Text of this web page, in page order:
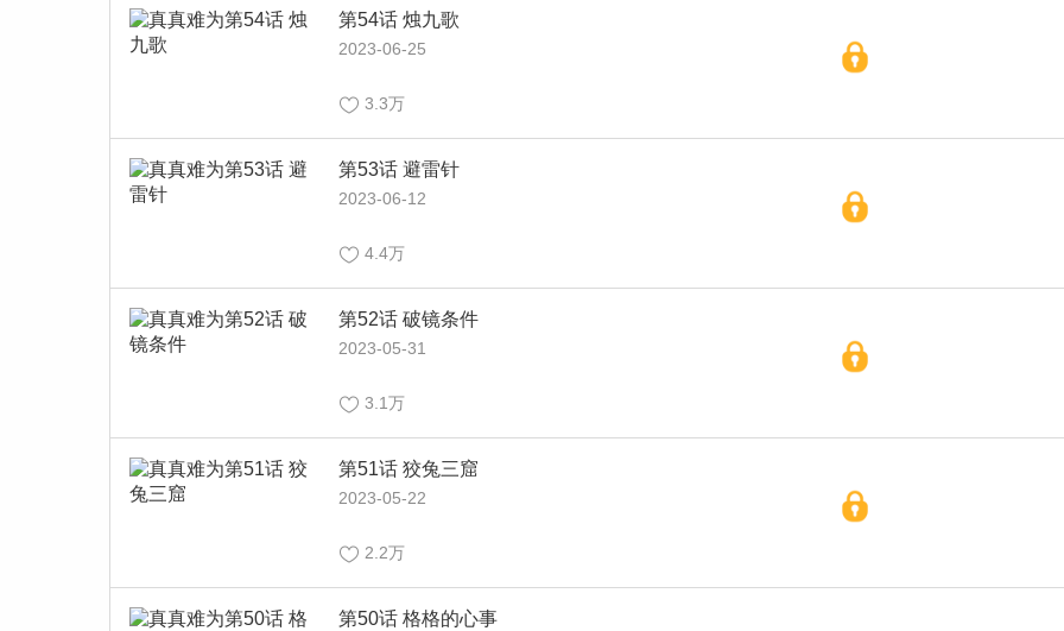
第54话 烛九歌
2023-06-25
3.3万
第53话 避雷针
2023-06-12
4.4万
第52话 破镜条件
2023-05-31
3.1万
第51话 狡兔三窟
2023-05-22
2.2万
第50话 格格的心事